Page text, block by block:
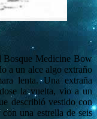
Bosque Medicine Bow
a un alce algo extraño
lenta.Una extraña
la vuelta, vio a un
describió vestido con
una estrella de seis